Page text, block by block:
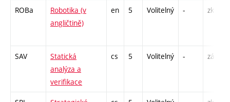
ROBa
Robotika (v
angličtině)
en 5 Volitelný - zk
SAV
Statická
analýza a
verifikace
cs 5 Volitelný - zá,zk